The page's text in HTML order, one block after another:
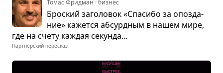
Томас Фридман · бизнес
Брос­кий заго­ло­вок «Спа­сибо за опоз­да­
ние» кажется абсурд­ным в нашем мире,
где на счету каж­дая секунда...
Партнёрский пересказ